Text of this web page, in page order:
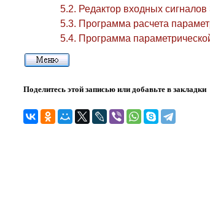
5.2. Редактор входных
5.3. Программа расчета
5.4. Программа
Поделитесь этой записью или добавьте в закладки